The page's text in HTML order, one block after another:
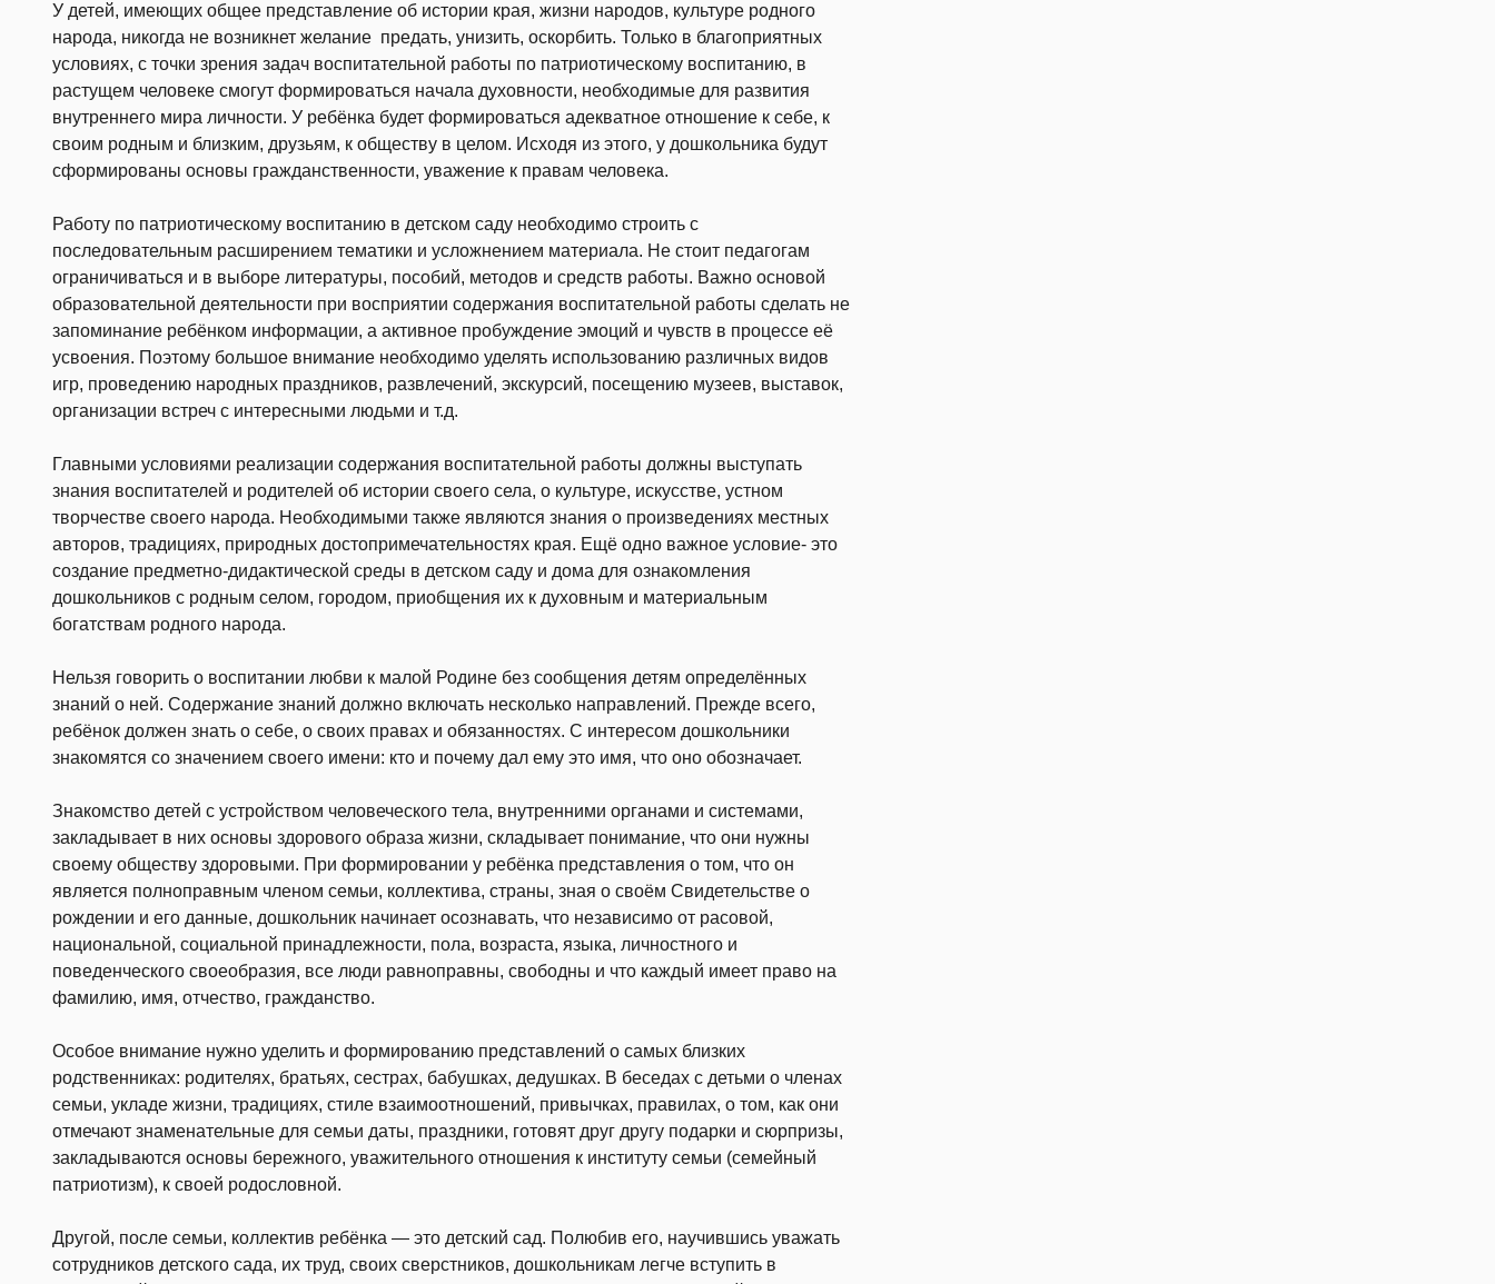
У детей, имеющих общее представление об истории края, жизни народов, культуре родного
народа, никогда не возникнет желание предать, унизить, оскорбить. Только в благоприятных
условиях, с точки зрения задач воспитательной работы по патриотическому воспитанию, в
растущем человеке смогут формироваться начала духовности, необходимые для развития
внутреннего мира личности. У ребёнка будет формироваться адекватное отношение к себе, к
своим родным и близким, друзьям, к обществу в целом. Исходя из этого, у дошкольника будут
сформированы основы гражданственности, уважение к правам человека.
Работу по патриотическому воспитанию в детском саду необходимо строить с
последовательным расширением тематики и усложнением материала. Не стоит педагогам
ограничиваться и в выборе литературы, пособий, методов и средств работы. Важно основой
образовательной деятельности при восприятии содержания воспитательной работы сделать не
запоминание ребёнком информации, а активное пробуждение эмоций и чувств в процессе её
усвоения. Поэтому большое внимание необходимо уделять использованию различных видов
игр, проведению народных праздников, развлечений, экскурсий, посещению музеев, выставок,
организации встреч с интересными людьми и т.д.
Главными условиями реализации содержания воспитательной работы должны выступать
знания воспитателей и родителей об истории своего села, о культуре, искусстве, устном
творчестве своего народа. Необходимыми также являются знания о произведениях местных
авторов, традициях, природных достопримечательностях края. Ещё одно важное условие- это
создание предметно-дидактической среды в детском саду и дома для ознакомления
дошкольников с родным селом, городом, приобщения их к духовным и материальным
богатствам родного народа.
Нельзя говорить о воспитании любви к малой Родине без сообщения детям определённых
знаний о ней. Содержание знаний должно включать несколько направлений. Прежде всего,
ребёнок должен знать о себе, о своих правах и обязанностях. С интересом дошкольники
знакомятся со значением своего имени: кто и почему дал ему это имя, что оно обозначает.
Знакомство детей с устройством человеческого тела, внутренними органами и системами,
закладывает в них основы здорового образа жизни, складывает понимание, что они нужны
своему обществу здоровыми. При формировании у ребёнка представления о том, что он
является полноправным членом семьи, коллектива, страны, зная о своём Свидетельстве о
рождении и его данные, дошкольник начинает осознавать, что независимо от расовой,
национальной, социальной принадлежности, пола, возраста, языка, личностного и
поведенческого своеобразия, все люди равноправны, свободны и что каждый имеет право на
фамилию, имя, отчество, гражданство.
Особое внимание нужно уделить и формированию представлений о самых близких
родственниках: родителях, братьях, сестрах, бабушках, дедушках. В беседах с детьми о членах
семьи, укладе жизни, традициях, стиле взаимоотношений, привычках, правилах, о том, как они
отмечают знаменательные для семьи даты, праздники, готовят друг другу подарки и сюрпризы,
закладываются основы бережного, уважительного отношения к институту семьи (семейный
патриотизм), к своей родословной.
Другой, после семьи, коллектив ребёнка — это детский сад. Полюбив его, научившись уважать
сотрудников детского сада, их труд, своих сверстников, дошкольникам легче вступить в